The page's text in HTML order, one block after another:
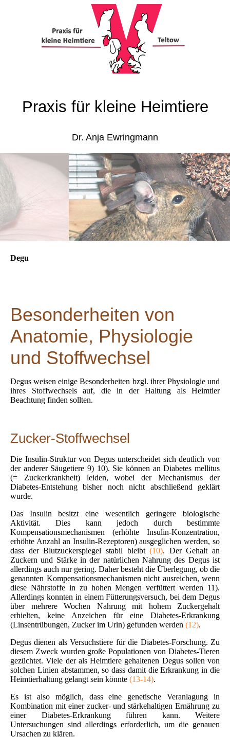
Praxis für kleine Heimtiere
Dr. Anja Ewringmann
Degu
Besonderheiten von
Anatomie, Physiologie
und Stoffwechsel
Degus weisen einige Besonderheiten bzgl. ihrer Physiologie und
ihres Stoffwechsels auf, die in der Haltung als Heimtier
Beachtung finden sollten.
Zucker-Stoffwechsel
Die Insulin-Struktur von Degus unterscheidet sich deutlich von
der anderer Säugetiere 9) 10). Sie können an Diabetes mellitus
(= Zuckerkrankheit) leiden, wobei der Mechanismus der
Diabetes-Entstehung bisher noch nicht abschließend geklärt
wurde.
Das Insulin besitzt eine wesentlich geringere biologische
Aktivität. Dies kann jedoch durch bestimmte
Kompensationsmechanismen (erhöhte Insulin-Konzentration,
erhöhte Anzahl an Insulin-Rezeptoren) ausgeglichen werden, so
dass der Blutzuckerspiegel stabil bleibt(10). Der Gehalt an
Zuckern und Stärke in der natürlichen Nahrung des Degus ist
allerdings auch nur gering. Daher besteht die Überlegung, ob die
genannten Kompensationsmechanismen nicht ausreichen, wenn
diese Nährstoffe in zu hohen Mengen verfüttert werden 11).
Allerdings konnten in einem Fütterungsversuch, bei dem Degus
über mehrere Wochen Nahrung mit hohem Zuckergehalt
erhielten, keine Anzeichen für eine Diabetes-Erkrankung
(Linsentrübungen, Zucker im Urin) gefunden werden (12).
Degus dienen als Versuchstiere für die Diabetes-Forschung. Zu
diesem Zweck wurden große Populationen von Diabetes-Tieren
gezüchtet. Viele der als Heimtiere gehaltenen Degus sollen von
solchen Linien abstammen, so dass damit die Erkrankung in die
Heimtierhaltung gelangt sein könnte (13-14).
Es ist also möglich, dass eine genetische Veranlagung in
Kombination mit einer zucker- und stärkehaltigen Ernährung zu
einer Diabetes-Erkrankung führen kann. Weitere
Untersuchungen sind allerdings erforderlich, um die genauen
Ursachen zu klären.